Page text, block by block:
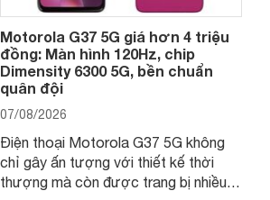
Motorola G37 5G giá hơn 4 triệu
đồng: Màn hình 120Hz, chip
Dimensity 6300 5G, bền chuẩn
quân đội
07/08/2026
Điện thoại Motorola G37 5G không
chỉ gây ấn tượng với thiết kế thời
thượng mà còn được trang bị nhiều